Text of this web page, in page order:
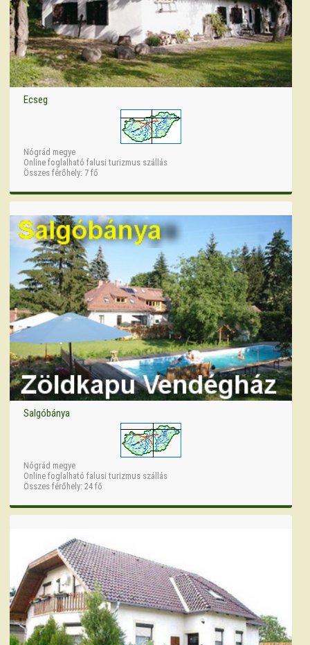
Ecseg
Nógrád megye
Online foglalható falusi turizmus szállás
Összes férőhely: 7 fő
Salgóbánya
Nógrád megye
Online foglalható falusi turizmus szállás
Összes férőhely: 24 fő